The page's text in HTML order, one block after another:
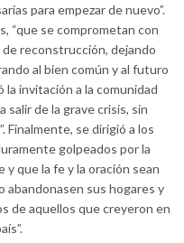
para empezar de nuevo”.
“que se comprometan con
reconstrucción, dejando
al bien común y al futuro
la invitación a la comunidad
salir de la grave crisis, sin
Finalmente, se dirigió a los
golpeados por la
y que la fe y la oración sean
abandonasen sus hogares y
de aquellos que creyeron en